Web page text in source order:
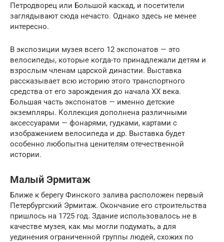
Петродворец или Большой каскад, и посетители
заглядывают сюда нечасто. Однако здесь не менее
интересно.
В экспозиции музея всего 12 экспонатов — это
велосипеды, которые когда-то принадлежали детям и
взрослым членам царской династии. Выставка
рассказывает всю историю этого транспортного
средства от его зарождения до начала XX века.
Большая часть экспонатов — именно детские
экземпляры. Коллекция дополнена различными
аксессуарами — фонарями, гудками, картами с
изображением велосипеда и др. Выставка будет
особенно любопытна ценителям отечественной
истории.
Малый Эрмитаж
Ближе к берегу Финского залива расположен первый
Петербургский Эрмитаж. Окончание его строительства
пришлось на 1725 год. Здание использовалось не в
качестве музея, как мы могли подумать, а для
уединения ограниченной группы людей, схожих по